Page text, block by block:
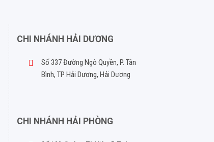
CHI NHÁNH HẢI DƯƠNG
Số 337 Đường Ngô Quyền, P. Tân
Bình, TP Hải Dương, Hải Dương
CHI NHÁNH HẢI PHÒNG